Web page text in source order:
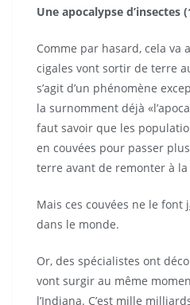
Une apocalypse d’insectes
Comme par hasard, cela va
cigales vont sortir de terre
s’agit d’un phénomène
la surnomment déjà
faut savoir que les
en couvées pour passer
terre avant de remonter à
Mais ces couvées ne le font
dans le monde.
Or, des spécialistes ont
vont surgir au même
l’Indiana. C’est mille